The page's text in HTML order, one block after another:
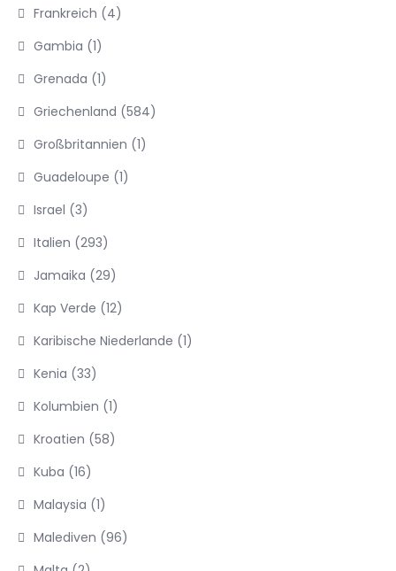
Frankreich (4)
Gambia (1)
Grenada (1)
Griechenland (584)
Großbritannien (1)
Guadeloupe (1)
Israel (3)
Italien (293)
Jamaika (29)
Kap Verde (12)
Karibische Niederlande (1)
Kenia (33)
Kolumbien (1)
Kroatien (58)
Kuba (16)
Malaysia (1)
Malediven (96)